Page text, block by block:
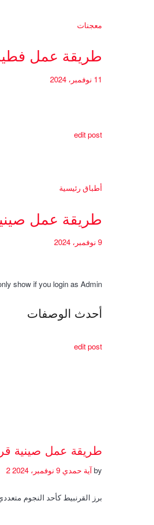
معجنات
طريقة عمل
11 نوفمبر، 2024
edit post
أطباق رئيسية
طريقة عمل
9 نوفمبر، 2024
show if you login as Admin.
أحدث الوصفات
edit post
طريقة عمل صينية
byآية حمدي
برز القرنبيط كأحد النجوم